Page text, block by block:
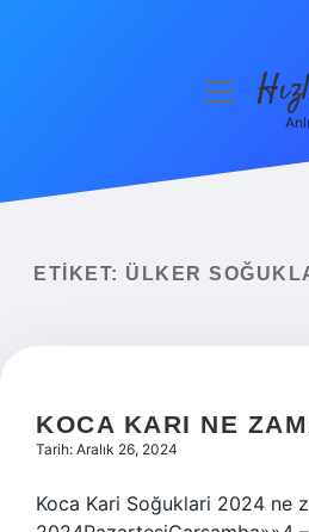
Yasal Uyarı
menüyü
ETIKET: ÜLKER
KOCA KARI NE
Tarih: Aralık 26, 2024
Koca Kari Soğuklari 2024 ne